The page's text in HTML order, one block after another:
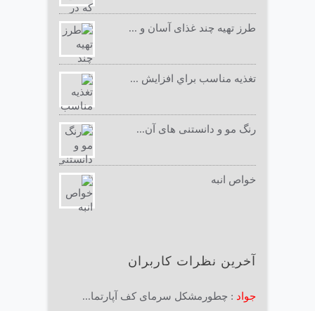
طرز تهیه چند غذای آسان و ...
تغذيه مناسب براي افزايش ...
رنگ مو و دانستنی های آن...
خواص انبه
آخرین نظرات کاربران
جواد : چطورمشکل سرمای کف آپارتما...